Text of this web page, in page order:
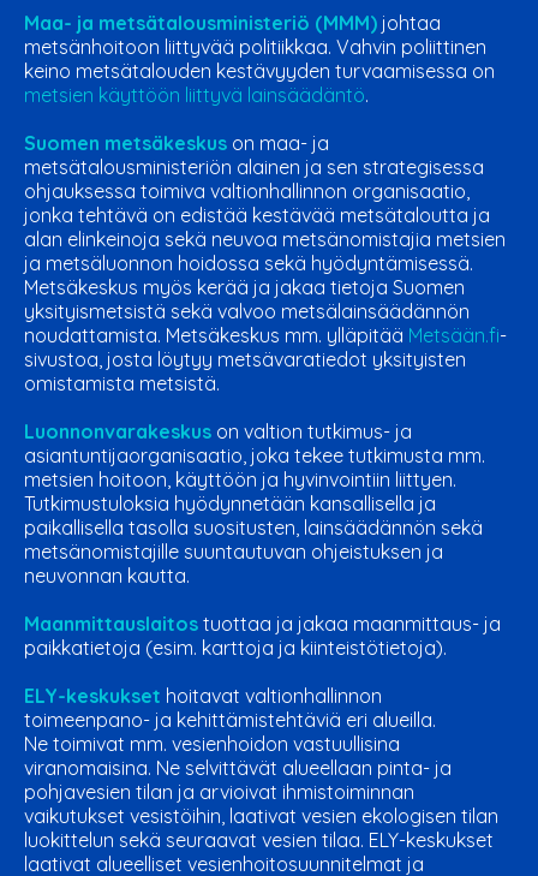
Maa- ja metsätalousministeriö (MMM) johtaa
metsänhoitoon liittyvää politiikkaa. Vahvin poliittinen
keino metsätalouden kestävyyden turvaamisessa on
metsien käyttöön liittyvä lainsäädäntö.
Suomen metsäkeskus on maa- ja
metsätalousministeriön alainen ja sen strategisessa
ohjauksessa toimiva valtionhallinnon organisaatio,
jonka tehtävä on edistää kestävää metsätaloutta ja
alan elinkeinoja sekä neuvoa metsänomistajia metsien
ja metsäluonnon hoidossa sekä hyödyntämisessä.
Metsäkeskus myös kerää ja jakaa tietoja Suomen
yksityismetsistä sekä valvoo metsälainsäädännön
noudattamista. Metsäkeskus mm. ylläpitää Metsään.fi-
sivustoa, josta löytyy metsävaratiedot yksityisten
omistamista metsistä.
Luonnonvarakeskus on valtion tutkimus- ja
asiantuntijaorganisaatio, joka tekee tutkimusta mm.
metsien hoitoon, käyttöön ja hyvinvointiin liittyen.
Tutkimustuloksia hyödynnetään kansallisella ja
paikallisella tasolla suositusten, lainsäädännön sekä
metsänomistajille suuntautuvan ohjeistuksen ja
neuvonnan kautta.
Maanmittauslaitos tuottaa ja jakaa maanmittaus- ja
paikkatietoja (esim. karttoja ja kiinteistötietoja).
ELY-keskukset hoitavat valtionhallinnon
toimeenpano- ja kehittämistehtäviä eri alueilla.
Ne toimivat mm. vesienhoidon vastuullisina
viranomaisina. Ne selvittävät alueellaan pinta- ja
pohjavesien tilan ja arvioivat ihmistoiminnan
vaikutukset vesistöihin, laativat vesien ekologisen tilan
luokittelun sekä seuraavat vesien tilaa. ELY-keskukset
laativat alueelliset vesienhoitosuunnitelmat ja